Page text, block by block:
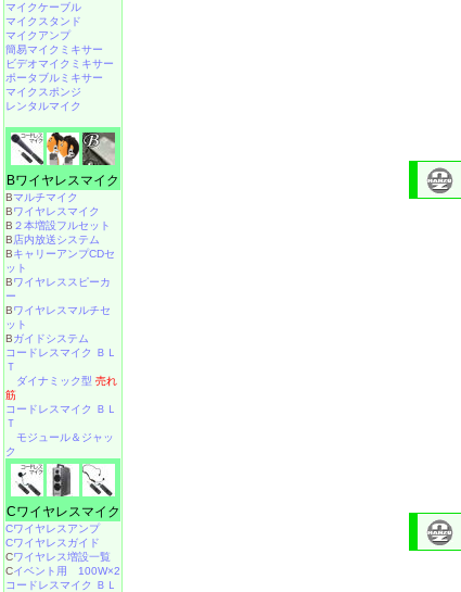
マイクケーブル
マイクスタンド
マイクアンプ
簡易マイクミキサー
ビデオマイクミキサー
ポータブルミキサー
マイクスポンジ
レンタルマイク
Bワイヤレスマイク
Bマルチマイク
Bワイヤレスマイク
B ２本増設フルセット
B店内放送システム
BキャリーアンプCDセ
ット
Bワイヤレススピーカ
ー
Bワイヤレスマルチセ
ット
Bガイドシステム
コードレスマイク ＢＬ
Ｔ
ダイナミック型 売れ
筋
コードレスマイク ＢＬ
Ｔ
モジュール＆ジャッ
ク
Cワイヤレスマイク
Cワイヤレスアンプ
Cワイヤレスガイド
Cワイヤレス増設一覧
Cイベント用 100W×2
コードレスマイク ＢＬ